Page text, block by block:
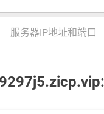
服务器IP地址和端口